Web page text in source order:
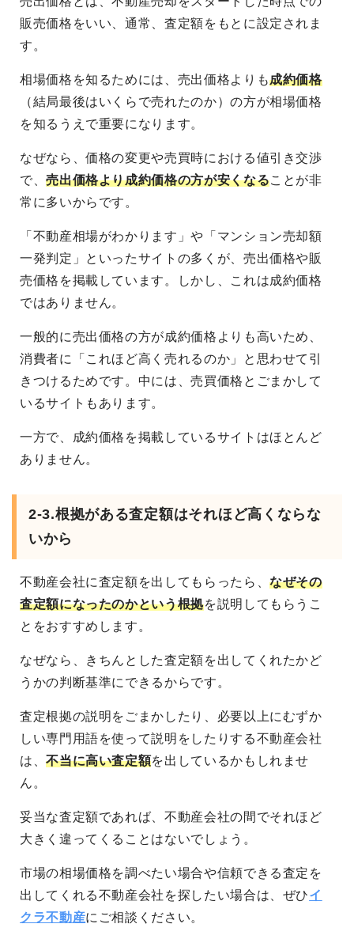
販売価格をいい、通常、査定額をもとに設定されま
す。
相場価格を知るためには、売出価格よりも成約価格
（結局最後はいくらで売れたのか）の方が相場価格
を知るうえで重要になります。
なぜなら、価格の変更や売買時における値引き交渉
で、売出価格より成約価格の方が安くなることが非
常に多いからです。
「不動産相場がわかります」や「マンション売却額
一発判定」といったサイトの多くが、売出価格や販
売価格を掲載しています。しかし、これは成約価格
ではありません。
一般的に売出価格の方が成約価格よりも高いため、
消費者に「これほど高く売れるのか」と思わせて引
きつけるためです。中には、売買価格とごまかして
いるサイトもあります。
一方で、成約価格を掲載しているサイトはほとんど
ありません。
2-3.根拠がある査定額はそれほど高くならな
いから
不動産会社に査定額を出してもらったら、なぜその
査定額になったのかという根拠を説明してもらうこ
とをおすすめします。
なぜなら、きちんとした査定額を出してくれたかど
うかの判断基準にできるからです。
査定根拠の説明をごまかしたり、必要以上にむずか
しい専門用語を使って説明をしたりする不動産会社
は、不当に高い査定額を出しているかもしれませ
ん。
妥当な査定額であれば、不動産会社の間でそれほど
大きく違ってくることはないでしょう。
市場の相場価格を調べたい場合や信頼できる査定を
出してくれる不動産会社を探したい場合は、ぜひイ
クラ不動産にご相談ください。